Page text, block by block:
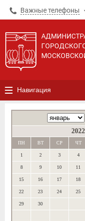
Важные телефоны
Навигация
2022
ПН ВТ СР ЧТ
1 2 3 4
8 9 10 11
15 16 17 18
22 23 24 25
29 30